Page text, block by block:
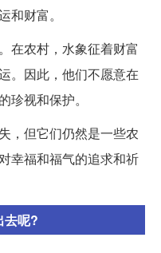
和财富。
在农村，水象征着财富
。因此，他们不愿意在
珍视和保护。
，但它们仍然是一些农
幸福和福气的追求和祈
去呢?